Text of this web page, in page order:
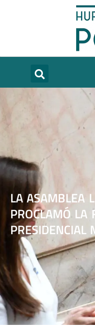
LA ASAMBLEA
PROCLAMÓ LA
PRESIDENCIAL